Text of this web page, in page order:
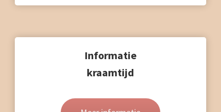
Informatie
kraamtijd